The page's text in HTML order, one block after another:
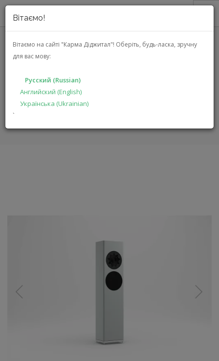
Вітаємо!
Вітаємо на сайті "Карма Діджитал"! Оберіть, будь-ласка, зручну
для вас мову:
Русский (Russian)
Английский (English)
Українська (Ukrainian)
`
О НАС
АКЦИИ
РЕШЕНИЯ
ПРОИЗВОДИТЕЛЯМ
ГЛАВНАЯ КАТАЛОГ